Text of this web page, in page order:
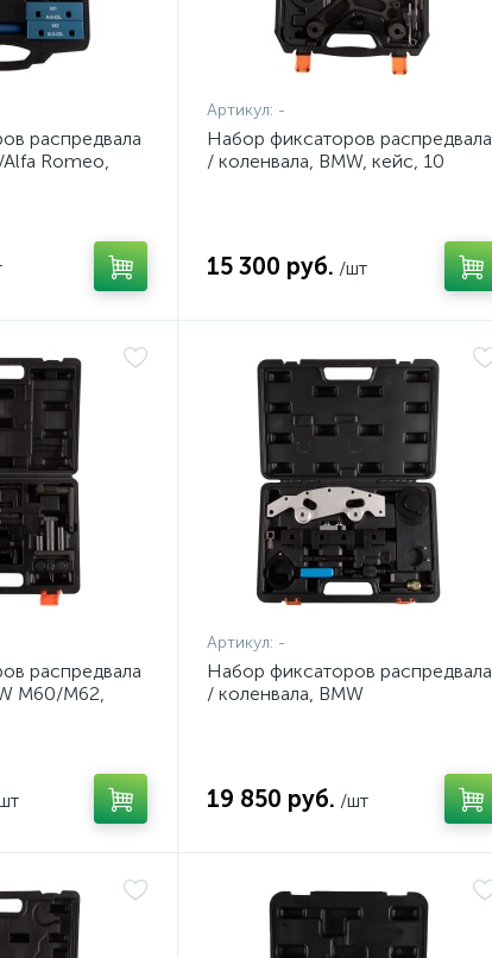
распредвала
Alfa Romeo,
Артикул: -
Набор фиксаторов распредвала
/ коленвала, BMW, кейс, 10
15 300 руб. /шт
распредвала
M60/M62,
Артикул: -
Набор фиксаторов распредвала
/ коленвала, BMW
19 850 руб. /шт